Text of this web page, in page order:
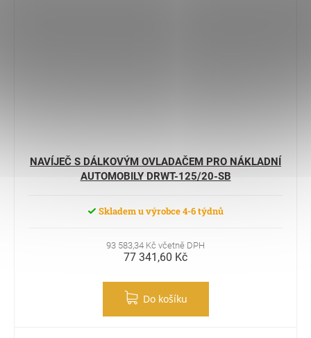
NAVÍJEČ S DÁLKOVÝM OVLADAČEM PRO NÁKLADNÍ
AUTOMOBILY DRWT-125/20-SB
Skladem u výrobce 4-6 týdnů
93 583,34 Kč včetně DPH
77 341,60 Kč
Do košíku